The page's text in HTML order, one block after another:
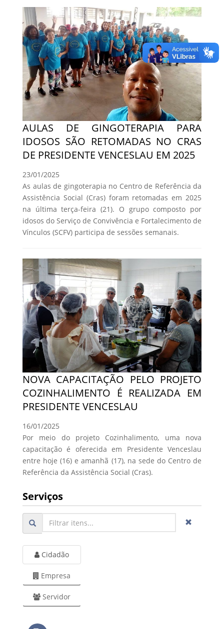
AULAS DE GINGOTERAPIA PARA
IDOSOS SÃO RETOMADAS NO CRAS
DE PRESIDENTE VENCESLAU EM 2025
23/01/2025
As aulas de gingoterapia no Centro de Referência da
Assistência Social (Cras) foram retomadas em 2025
na última terça-feira (21). O grupo composto por
idosos do Serviço de Convivência e Fortalecimento de
Vínculos (SCFV) participa de sessões semanais.
NOVA CAPACITAÇÃO PELO PROJETO
COZINHALIMENTO É REALIZADA EM
PRESIDENTE VENCESLAU
16/01/2025
Por meio do projeto Cozinhalimento, uma nova
capacitação é oferecida em Presidente Venceslau
entre hoje (16) e amanhã (17), na sede do Centro de
Referência da Assistência Social (Cras).
Serviços
Cidadão
Empresa
Servidor